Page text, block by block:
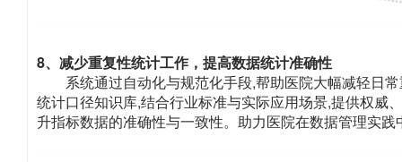
8、减少重复性统计工作，提高数据统计准确性
系统通过自动化与规范化手段,帮助医院大幅减轻日
统计口径知识库,结合行业标准与实际应用场景,提供权威
升指标数据的准确性与一致性。助力医院在数据管理实